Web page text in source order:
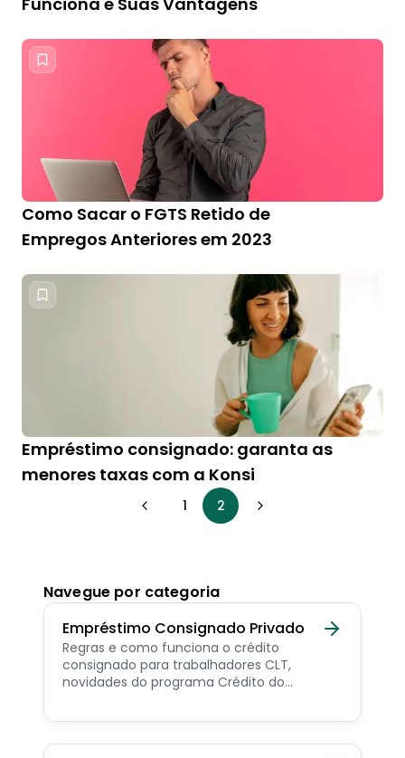
Como Sacar o FGTS Retido de
Empregos Anteriores em 2023
Empréstimo consignado: garanta as
menores taxas com a Konsi
1 2
Navegue por categoria
Empréstimo Consignado Privado
Regras e como funciona o crédito
consignado para trabalhadores CLT,
novidades do programa Crédito do
consignado privado.